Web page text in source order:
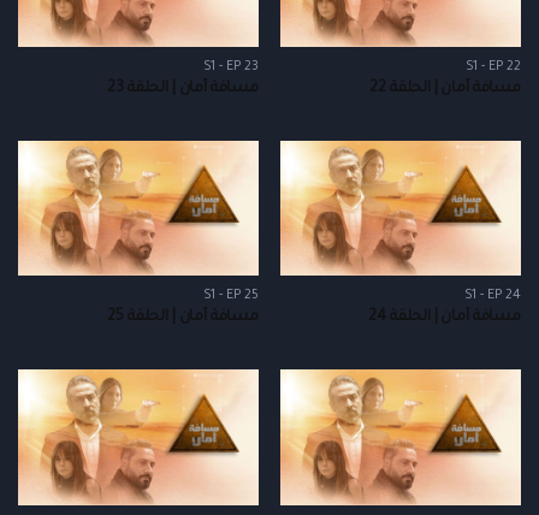
S1 - EP 22
مسافة أمان | الحلقة 22
S1 - EP 23
مسافة أمان | الحلقة 23
S1 - EP 24
مسافة أمان | الحلقة 24
S1 - EP 25
مسافة أمان | الحلقة 25